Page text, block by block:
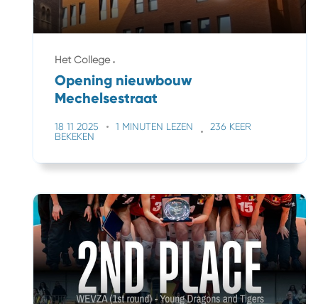
Het College
Opening nieuwbouw
Mechelsestraat
18 11 2025 1 MINUTEN LEZEN
236 KEER
BEKEKEN